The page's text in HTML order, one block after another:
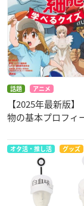
話題 アニメ
【2025年最新版
物の基本プロフィ
オタ活・推し活 グッズ